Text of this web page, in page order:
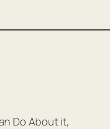
Do About it,